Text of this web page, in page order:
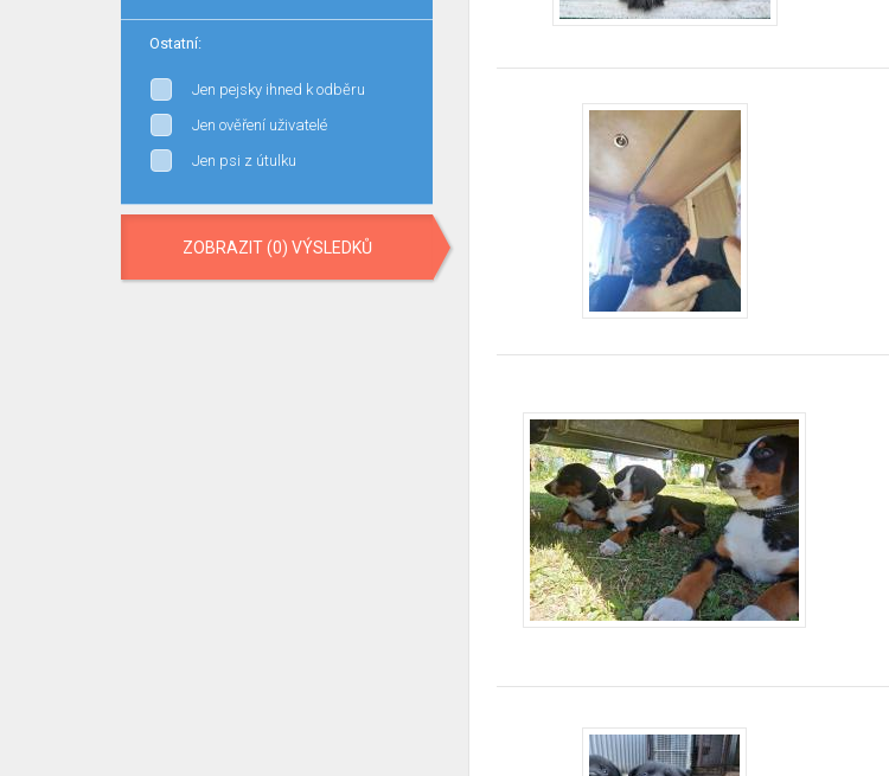
Ostatní:
Jen pejsky ihned k odběru
Jen ověření uživatelé
Jen psi z útulku
ZOBRAZIT (0) VÝSLEDKŮ